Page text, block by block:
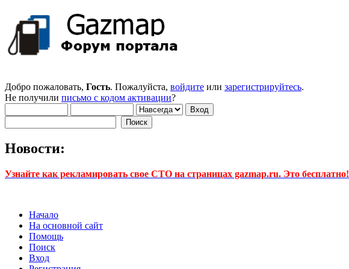
Добро пожаловать, Гость. Пожалуйста, войдите или зарегистрируйтесь.
Не получили письмо с кодом активации?
Новости:
Узнайте как рекламировать свое СТО на страницах gazmap.ru. Это бесплатно!
Начало
На основной сайт
Помощь
Поиск
Вход